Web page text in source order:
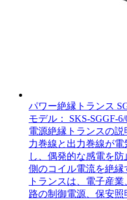
パワー絶縁トランス
モデル： SKS-SGGF-6/
電源絶縁トランスの
力巻線と出力巻線が
し、偶発的な感電を
側のコイル電流を絶
トランスは、電子産
路の制御電源、保安